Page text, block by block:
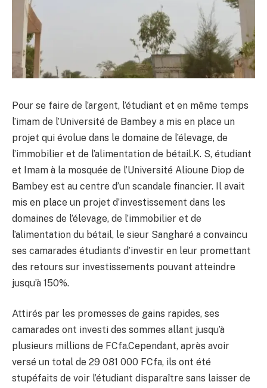
Pour se faire de l’argent, l’étudiant et en même temps
l’imam de l’Université de Bambey a mis en place un
projet qui évolue dans le domaine de l’élevage, de
l’immobilier et de l’alimentation de bétail.K. S, étudiant
et Imam à la mosquée de l’Université Alioune Diop de
Bambey est au centre d’un scandale financier. Il avait
mis en place un projet d’investissement dans les
domaines de l’élevage, de l’immobilier et de
l’alimentation du bétail, le sieur Sangharé a convaincu
ses camarades étudiants d’investir en leur promettant
des retours sur investissements pouvant atteindre
jusqu’à 150%.
Attirés par les promesses de gains rapides, ses
camarades ont investi des sommes allant jusqu’à
plusieurs millions de FCfa.Cependant, après avoir
versé un total de 29 081 000 FCfa, ils ont été
stupéfaits de voir l’étudiant disparaître sans laisser de